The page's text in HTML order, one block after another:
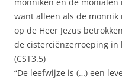
want alleen als de
op de Heer Jezus
de cisterciënzerroeping in
(CST3.5)
“De leefwijze is (…) een